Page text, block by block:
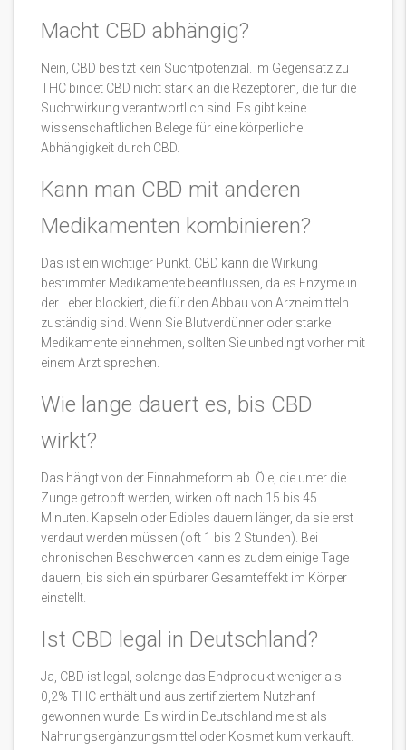
Macht CBD abhängig?
Nein, CBD besitzt kein Suchtpotenzial. Im Gegensatz zu
THC bindet CBD nicht stark an die Rezeptoren, die für die
Suchtwirkung verantwortlich sind. Es gibt keine
wissenschaftlichen Belege für eine körperliche
Abhängigkeit durch CBD.
Kann man CBD mit anderen
Medikamenten kombinieren?
Das ist ein wichtiger Punkt. CBD kann die Wirkung
bestimmter Medikamente beeinflussen, da es Enzyme in
der Leber blockiert, die für den Abbau von Arzneimitteln
zuständig sind. Wenn Sie Blutverdünner oder starke
Medikamente einnehmen, sollten Sie unbedingt vorher mit
einem Arzt sprechen.
Wie lange dauert es, bis CBD
wirkt?
Das hängt von der Einnahmeform ab. Öle, die unter die
Zunge getropft werden, wirken oft nach 15 bis 45
Minuten. Kapseln oder Edibles dauern länger, da sie erst
verdaut werden müssen (oft 1 bis 2 Stunden). Bei
chronischen Beschwerden kann es zudem einige Tage
dauern, bis sich ein spürbarer Gesamteffekt im Körper
einstellt.
Ist CBD legal in Deutschland?
Ja, CBD ist legal, solange das Endprodukt weniger als
0,2% THC enthält und aus zertifiziertem Nutzhanf
gewonnen wurde. Es wird in Deutschland meist als
Nahrungsergänzungsmittel oder Kosmetikum verkauft.